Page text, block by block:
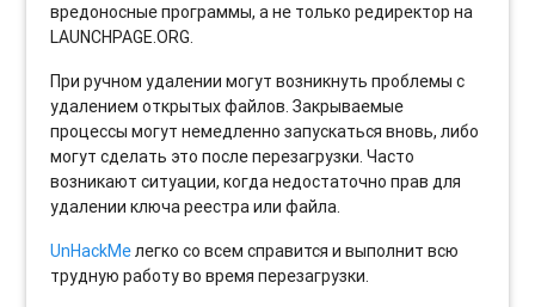
вредоносные программы, а не только редиректор на
LAUNCHPAGE.ORG.
При ручном удалении могут возникнуть проблемы с
удалением открытых файлов. Закрываемые
процессы могут немедленно запускаться вновь, либо
могут сделать это после перезагрузки. Часто
возникают ситуации, когда недостаточно прав для
удалении ключа реестра или файла.
UnHackMeлегко со всем справится и выполнит всю
трудную работу во время перезагрузки.